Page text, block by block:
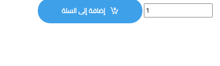
- الاسم: صانعة البيتزا إنزو ITA-50027 quantity إضافة إلى السلة